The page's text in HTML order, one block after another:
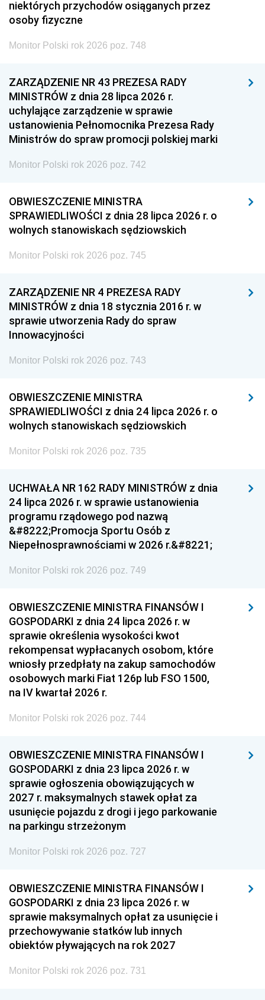
niektórych przychodów osiąganych przez
osoby fizyczne
Monitor Polski rok 2026 poz. 748
ZARZĄDZENIE NR 43 PREZESA RADY
MINISTRÓW z dnia 28 lipca 2026 r.
uchylające zarządzenie w sprawie
ustanowienia Pełnomocnika Prezesa Rady
Ministrów do spraw promocji polskiej marki
Monitor Polski rok 2026 poz. 742
OBWIESZCZENIE MINISTRA
SPRAWIEDLIWOŚCI z dnia 28 lipca 2026 r. o
wolnych stanowiskach sędziowskich
Monitor Polski rok 2026 poz. 745
ZARZĄDZENIE NR 4 PREZESA RADY
MINISTRÓW z dnia 18 stycznia 2016 r. w
sprawie utworzenia Rady do spraw
Innowacyjności
Monitor Polski rok 2026 poz. 743
OBWIESZCZENIE MINISTRA
SPRAWIEDLIWOŚCI z dnia 24 lipca 2026 r. o
wolnych stanowiskach sędziowskich
Monitor Polski rok 2026 poz. 735
UCHWAŁA NR 162 RADY MINISTRÓW z dnia
24 lipca 2026 r. w sprawie ustanowienia
programu rządowego pod nazwą
&#8222;Promocja Sportu Osób z
Niepełnosprawnościami w 2026 r.&#8221;
Monitor Polski rok 2026 poz. 749
OBWIESZCZENIE MINISTRA FINANSÓW I
GOSPODARKI z dnia 24 lipca 2026 r. w
sprawie określenia wysokości kwot
rekompensat wypłacanych osobom, które
wniosły przedpłaty na zakup samochodów
osobowych marki Fiat 126p lub FSO 1500,
na IV kwartał 2026 r.
Monitor Polski rok 2026 poz. 744
OBWIESZCZENIE MINISTRA FINANSÓW I
GOSPODARKI z dnia 23 lipca 2026 r. w
sprawie ogłoszenia obowiązujących w
2027 r. maksymalnych stawek opłat za
usunięcie pojazdu z drogi i jego parkowanie
na parkingu strzeżonym
Monitor Polski rok 2026 poz. 727
OBWIESZCZENIE MINISTRA FINANSÓW I
GOSPODARKI z dnia 23 lipca 2026 r. w
sprawie maksymalnych opłat za usunięcie i
przechowywanie statków lub innych
obiektów pływających na rok 2027
Monitor Polski rok 2026 poz. 731